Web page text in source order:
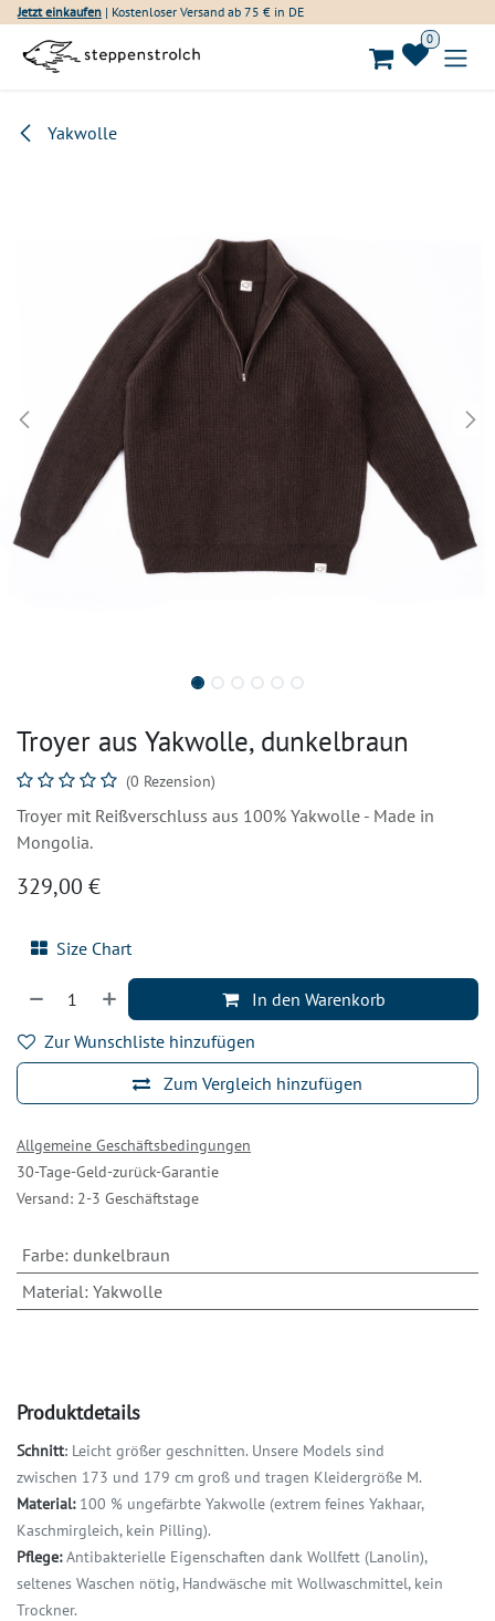
Zum Inhalt springen
Jetzt einkaufen | Kostenloser Versand ab 75 € in DE
0
Yakwolle
Troyer aus Yakwolle, dunkelbraun
(0 Rezension)
Troyer mit Reißverschluss aus 100% Yakwolle - Made in
Mongolia.
329,00 €
Size Chart
In den Warenkorb
Zum Vergleich hinzufügen
Zur Wunschliste hinzufügen
Allgemeine Geschäftsbedingungen
30-Tage-Geld-zurück-Garantie
Versand: 2-3 Geschäftstage
Farbe: dunkelbraun
Material: Yakwolle
Produktdetails
Schnitt: Leicht größer geschnitten. Unsere Models sind
zwischen 173 und 179 cm groß und tragen Kleidergröße M.
Material:100 % ungefärbte Yakwolle (extrem feines Yakhaar,
Kaschmirgleich, kein Pilling).
Pflege:Antibakterielle Eigenschaften dank Wollfett (Lanolin),
seltenes Waschen nötig, Handwäsche mit Wollwaschmittel, kein
Trockner.